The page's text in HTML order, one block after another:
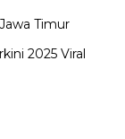
Timur
2025 Viral